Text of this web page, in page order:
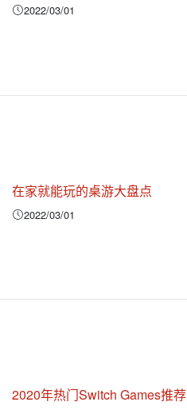
2022/03/01
在家就能玩的桌游大盘点
2022/03/01
2020年热门Switch Games推荐